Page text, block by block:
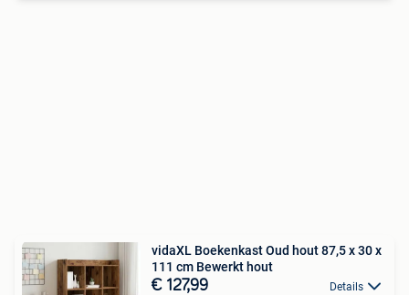
vidaXL Boekenkast Oud hout 87,5 x 30 x
111 cm Bewerkt hout
€ 127,99 Details